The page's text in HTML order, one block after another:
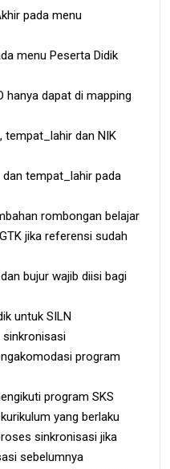
pada menu
menu Peserta Didik
dapat di mapping
tempat_lahir dan NIK
tempat_lahir pada
rombongan belajar
jika referensi sudah
bujur wajib diisi bagi
untuk SILN
sinkronisasi
program
program SKS
yang berlaku
sinkronisasi jika
sebelumnya